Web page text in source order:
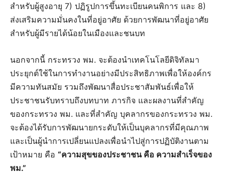
สำหรับผู้สูงอายุ 7) ปฏิรูปการขึ้นทะเบียนคนพิการ และ 8)
ส่งเสริมความมั่นคงในที่อยู่อาศัย ด้วยการพัฒนาที่อยู่อาศัย
สำหรับผู้มีรายได้น้อยในเมืองและชนบท
นอกจากนี้ กระทรวง พม. จะต้องนำเทคโนโลยีดิจิทัลมา
ประยุกต์ใช้ในการทำงานอย่างมีประสิทธิภาพเพื่อให้องค์กร
มีความทันสมัย รวมถึงพัฒนาสื่อประชาสัมพันธ์เพื่อให้
ประชาชนรับทราบถึงบทบาท ภารกิจ และผลงานที่สำคัญ
ของกระทรวง พม. และที่สำคัญ บุคลากรของกระทรวง พม.
จะต้องได้รับการพัฒนายกระดับให้เป็นบุคลากรที่มีคุณภาพ
และเป็นผู้นำการเปลี่ยนแปลงเพื่อนำไปสู่การปฏิบัติงานตาม
เป้าหมาย คือ “ความสุขของประชาชน คือ ความสำเร็จของ
พม.”